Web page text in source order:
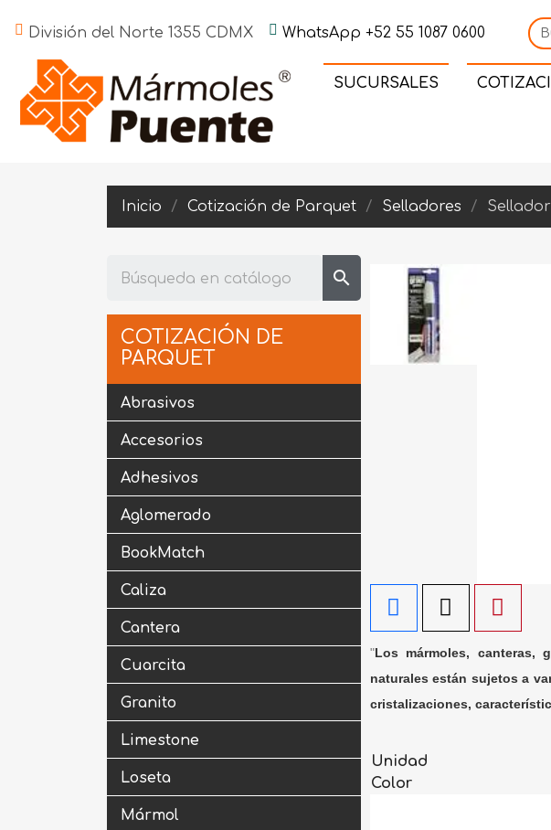
División del Norte 1355 CDMX WhatsApp +52 55 1087 0600
SUCURSALES
Inicio Cotización de Parquet Selladores
search
COTIZACIÓN DE
PARQUET
Abrasivos
Accesorios
Adhesivos
Aglomerado
BookMatch
Caliza
Cantera
Cuarcita
Granito
Limestone
Loseta
Mármol
"Los mármoles, canteras,
naturales están sujetos a
cristalizaciones,
Unidad
Color